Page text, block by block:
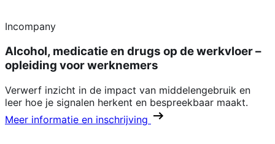
Incompany
Alcohol, medicatie en drugs op de werkvloer –
opleiding voor werknemers
Verwerf inzicht in de impact van middelengebruik en
leer hoe je signalen herkent en bespreekbaar maakt.
Meer informatie en inschrijving